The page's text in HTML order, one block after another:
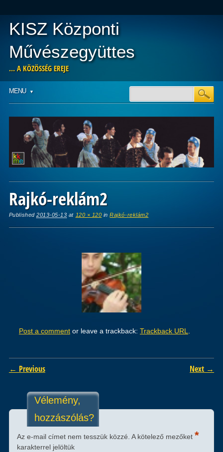
KISZ Központi
Művészegyüttes
… A KÖZÖSSÉG EREJE
Main menu
MENU
Rajkó-reklám2
Published2013-05-13 at 120 × 120 inRajkó-reklám2
Post a commentor leave a trackback: Trackback URL.
← Previous Next →
Vélemény,
hozzászólás?
Az e-mail címet nem tesszük közzé. A kötelező mezőket *
karakterrel jelöltük